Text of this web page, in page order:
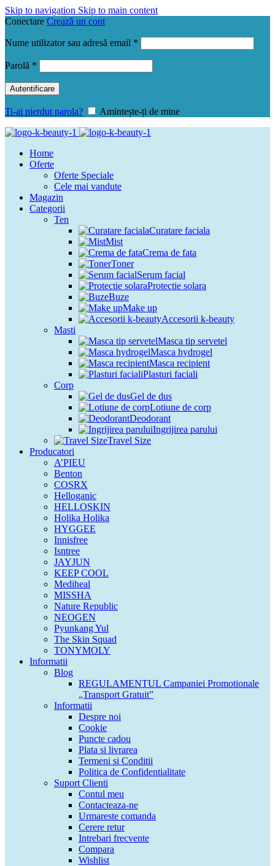
Skip to navigation Skip to main content
Conectare Crează un cont
Nume utilizator sau adresă email *
Parolă *
Autentificare
Ti-ai pierdut parola? Amintește-ți de mine
Home
Oferte
Oferte Speciale
Cele mai vandute
Magazin
Categorii
Ten
Curatare faciala
Mist
Crema de fata
Toner
Serum facial
Protectie solara
Buze
Make up
Accesorii k-beauty
Masti
Masca tip servetel
Masca hydrogel
Masca recipient
Plasturi faciali
Corp
Gel de dus
Lotiune de corp
Deodorant
Ingrijirea parului
Travel Size
Producatori
A’PIEU
Benton
COSRX
Helloganic
HELLOSKIN
Holika Holika
HYGGEE
Innisfree
Isntree
JAYJUN
KEEP COOL
Mediheal
MISSHA
Nature Republic
NEOGEN
Pyunkang Yul
The Skin Squad
TONYMOLY
Informatii
Blog
REGULAMENTUL Campaniei Promotionale
„Transport Gratuit”
Informatii
Despre noi
Cookie
Puncte cadou
Plata si livrarea
Termeni si Conditii
Politica de Confidentialitate
Suport Clienti
Contul meu
Contacteaza-ne
Urmareste comanda
Cerere retur
Intrebari frecvente
Compara
Wishlist